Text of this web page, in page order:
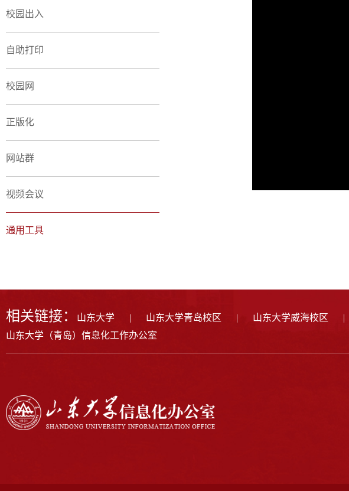
校园出入
自助打印
校园网
正版化
网站群
视频会议
通用工具
相关链接： 山东大学 | 山东大学青岛校区 | 山东大学威海校区 |
山东大学（青岛）信息化工作办公室